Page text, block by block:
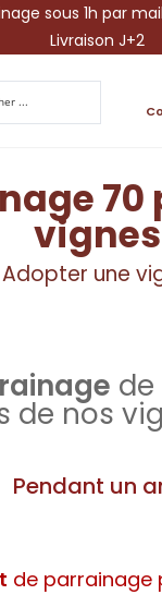
sous 1h par
Livraison J+2
70
vignes
Adopter une
de nos
Pendant un
de parrainage